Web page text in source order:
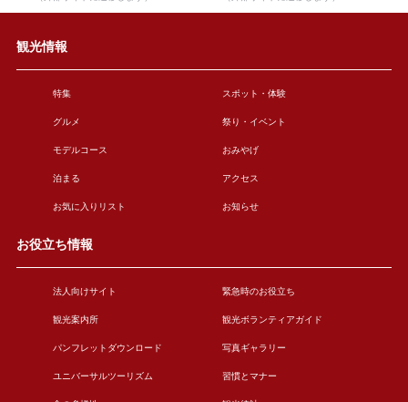
観光情報
特集 スポット・体験
グルメ 祭り・イベント
モデルコース おみやげ
泊まる アクセス
お気に入りリスト お知らせ
お役立ち情報
法人向けサイト 緊急時のお役立ち
観光案内所 観光ボランティアガイド
パンフレットダウンロード 写真ギャラリー
ユニバーサルツーリズム 習慣とマナー